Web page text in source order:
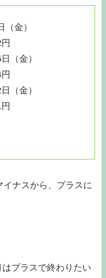
金）
（金）
（金）
ナスから、プラスに
プラスで終わりたい